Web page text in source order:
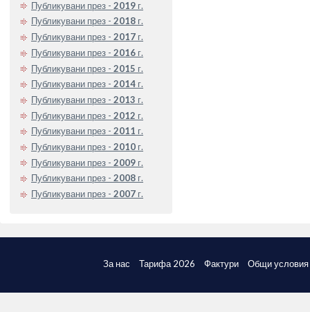
Публикувани през - 2019 г.
Публикувани през - 2018 г.
Публикувани през - 2017 г.
Публикувани през - 2016 г.
Публикувани през - 2015 г.
Публикувани през - 2014 г.
Публикувани през - 2013 г.
Публикувани през - 2012 г.
Публикувани през - 2011 г.
Публикувани през - 2010 г.
Публикувани през - 2009 г.
Публикувани през - 2008 г.
Публикувани през - 2007 г.
За нас Тарифа 2026 Фактури Общи условия